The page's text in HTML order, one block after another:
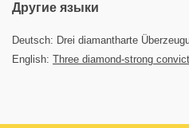
Другие языки
Deutsch: Drei diamantharte
English: Three diamond-strong